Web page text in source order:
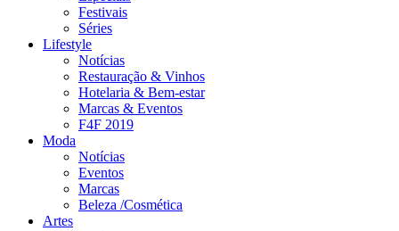
Festivais
Séries
Lifestyle
Notícias
Restauração & Vinhos
Hotelaria & Bem-estar
Marcas & Eventos
F4F 2019
Moda
Notícias
Eventos
Marcas
Beleza /Cosmética
Artes